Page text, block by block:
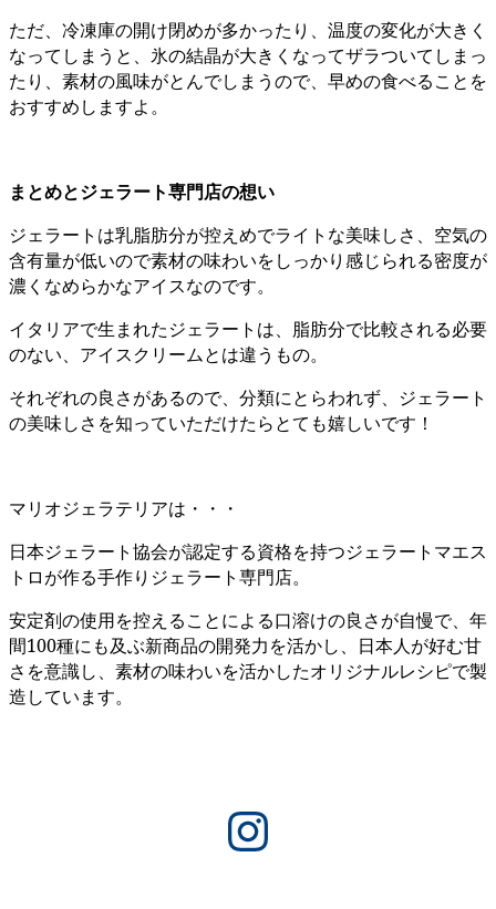
ただ、冷凍庫の開け閉めが多かったり、温度の変化が大きく
なってしまうと、氷の結晶が大きくなってザラついてしまっ
たり、素材の風味がとんでしまうので、早めの食べることを
おすすめしますよ。
まとめとジェラート専門店の想い
ジェラートは乳脂肪分が控えめでライトな美味しさ、空気の
含有量が低いので素材の味わいをしっかり感じられる密度が
濃くなめらかなアイスなのです。
イタリアで生まれたジェラートは、脂肪分で比較される必要
のない、アイスクリームとは違うもの。
それぞれの良さがあるので、分類にとらわれず、ジェラート
の美味しさを知っていただけたらとても嬉しいです！
マリオジェラテリアは・・・
日本ジェラート協会が認定する資格を持つジェラートマエス
トロが作る手作りジェラート専門店。
安定剤の使用を控えることによる口溶けの良さが自慢で、年
間100種にも及ぶ新商品の開発力を活かし、日本人が好む甘
さを意識し、素材の味わいを活かしたオリジナルレシピで製
造しています。
Instagram